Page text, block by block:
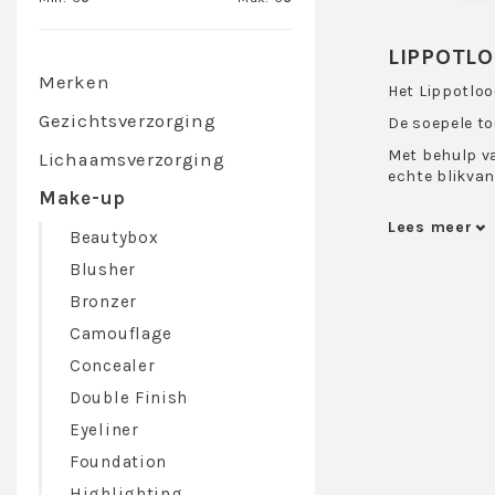
Merken
Gezichtsverzorging
Lichaamsverzorging
Make-up
Beautybox
Blusher
Bronzer
Camouflage
Concealer
Double Finish
Eyeliner
Foundation
Het
De soepele
Met behulp
echte
Het
Lees meer